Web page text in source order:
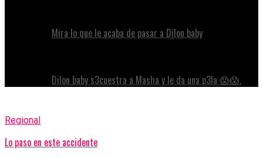
Mira lo que le acaba de pasar a Dilon baby
Dilon baby s3cuestra a Masha y le da una p3la 😱😱.
Regional
Lo paso en este accidente